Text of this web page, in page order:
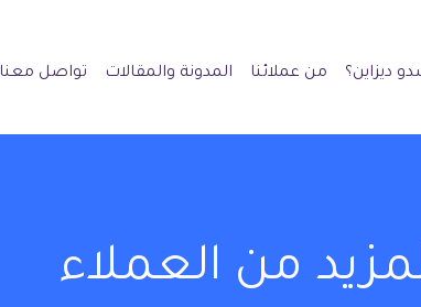
ديزاين؟ من عملائنا المدونة والمقالات تواصل معنا
من العملاء